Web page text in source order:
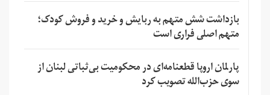
بازداشت شش متهم به ربایش و خرید و فروش کودک؛
متهم اصلی فراری است
پارلمان اروپا قطعنامه‌ای در محکومیت بی‌ثباتی لبنان از
سوی حزب‌الله تصویب کرد